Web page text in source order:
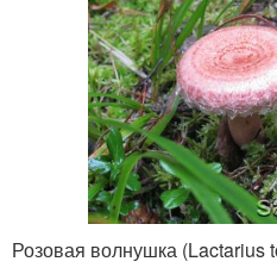
Розовая волнушка (Lactarius